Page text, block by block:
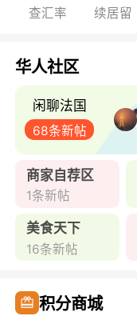
查汇率 续居留
华人社区
闲聊法国
68条新帖
商家自荐区
1条新帖
美食天下
16条新帖
积分商城